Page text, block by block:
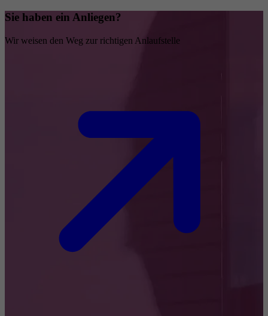
Sie haben ein Anliegen?
Wir weisen den Weg zur richtigen Anlaufstelle